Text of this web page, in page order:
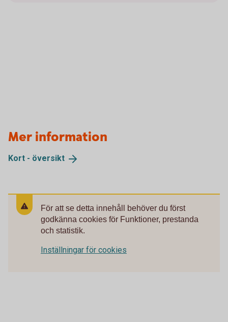
Mer information
Kort - översikt
För att se detta innehåll behöver du först
godkänna cookies för Funktioner, prestanda
och statistik.
Inställningar för cookies